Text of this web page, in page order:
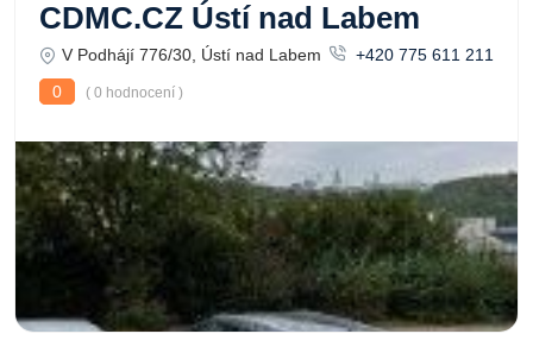
CDMC.CZ Ústí nad Labem
V Podhájí 776/30, Ústí nad Labem
+420 775 611 211
0
( 0 hodnocení )